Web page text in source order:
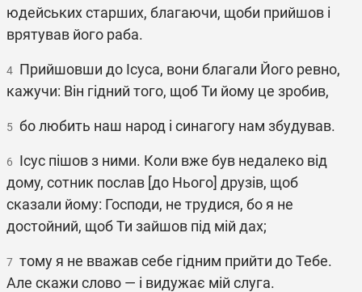
юдейських старших, благаючи, щоби прийшов і
врятував його раба.
4 Прийшовши до Ісуса, вони благали Його ревно,
кажучи: Він гідний того, щоб Ти йому це зробив,
5 бо любить наш народ і синагогу нам збудував.
6 Ісус пішов з ними. Коли вже був недалеко від
дому, сотник послав [до Нього] друзів, щоб
сказали йому: Господи, не трудися, бо я не
достойний, щоб Ти зайшов під мій дах;
7 тому я не вважав себе гідним прийти до Тебе.
Але скажи слово — і видужає мій слуга.